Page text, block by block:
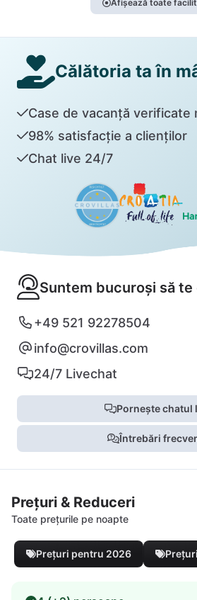
Afișează toate
Călătoria ta în
Case de vacanță verificate
98% satisfacție a clienților
Chat live 24/7
Suntem bucuroși să te
+49 521 92278504
info@crovillas.com
24/7 Livechat
Pornește chatul
Întrebări
Prețuri & Reduceri
Toate prețurile pe noapte
Prețuri pentru 2026